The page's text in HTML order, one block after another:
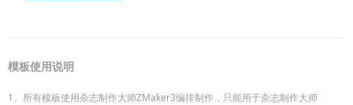
模板使用说明
1、所有模板使用杂志制作大师ZMaker3编排制作，只能用于杂志制作大师